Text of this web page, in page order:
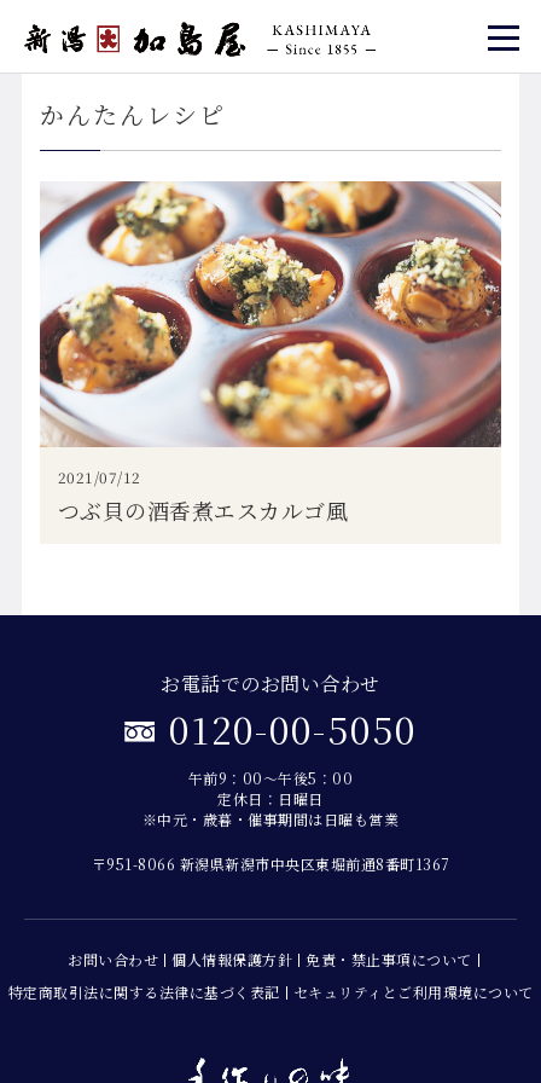
かんたんレシピ
2021/07/12
つぶ貝の酒香煮エスカルゴ風
お電話でのお問い合わせ
0120-00-5050
午前9：00～午後5：00
定休日：日曜日
※中元・歳暮・催事期間は日曜も営業
〒951-8066 新潟県新潟市中央区東堀前通8番町1367
お問い合わせ 個人情報保護方針
免責・禁止事項について
特定商取引法に関する法律に基づく表記
セキュリティとご利用環境について